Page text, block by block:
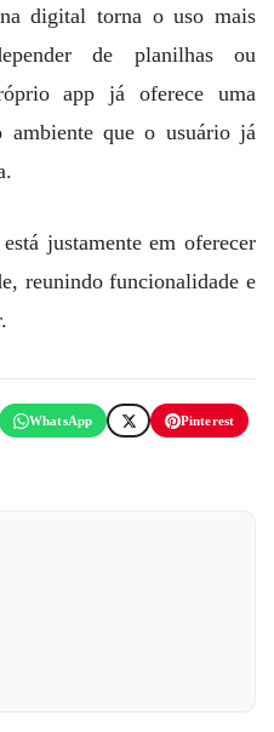
digital torna o uso mais
de planilhas ou
app já oferece uma
que o usuário já
justamente em oferecer
reunindo funcionalidade e
WhatsApp Pinterest